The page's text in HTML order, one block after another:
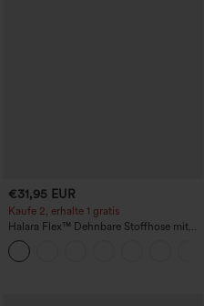
€31,95 EUR
Kaufe 2, erhalte 1 gratis
Halara Flex™ Dehnbare Stoffhose mit
hohem Bund und Seitentasche hinten